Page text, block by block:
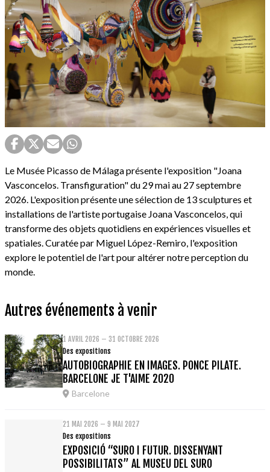
Le Musée Picasso de Málaga présente l'exposition "Joana
Vasconcelos. Transfiguration" du 29 mai au 27 septembre
2026. L'exposition présente une sélection de 13 sculptures et
installations de l'artiste portugaise Joana Vasconcelos, qui
transforme des objets quotidiens en expériences visuelles et
spatiales. Curatée par Miguel López-Remiro, l'exposition
explore le potentiel de l'art pour altérer notre perception du
monde.
Autres événements à venir
1 AVRIL 2026 – 31 OCTOBRE 2026
Des expositions
AUTOBIOGRAPHIE EN IMAGES. PONCE PILATE.
BARCELONE JE T'AIME 2020
Barcelone
21 MAI 2026 – 9 MAI 2027
Des expositions
EXPOSICIÓ “SURO I FUTUR. DISSENYANT
POSSIBILITATS” AL MUSEU DEL SURO